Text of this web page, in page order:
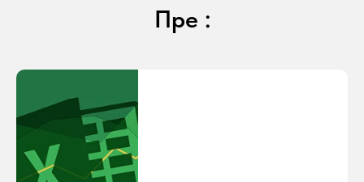
Пре :